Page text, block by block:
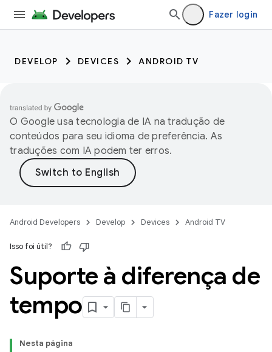
Fazer login
DEVELOP DEVICES ANDROID TV
O Google usa tecnologia de IA na tradução de
conteúdos para seu idioma de preferência. As
traduções com IA podem ter erros.
Android Developers Develop Devices Android TV
Isso foi útil?
Suporte à diferença de
tempo
Nesta página